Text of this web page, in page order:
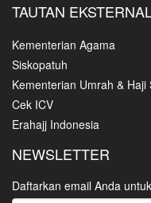
TAUTAN
Kementerian Agama
Siskopatuh
Kementerian Umrah & Haji
Cek ICV
Erahajj Indonesia
NEWSLETTER
Daftarkan email Anda